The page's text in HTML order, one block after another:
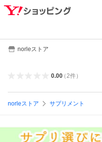
norleストア
0.00（ 2件）
norleストア サプリメント